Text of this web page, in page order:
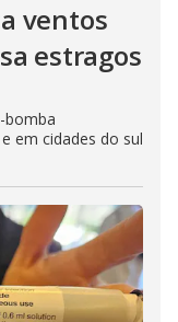
ventos
estragos
bomba
em cidades do sul